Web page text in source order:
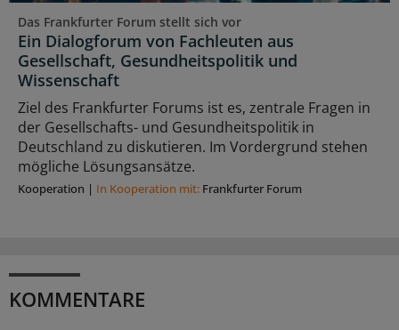
Das Frankfurter Forum stellt sich vor
Ein Dialogforum von Fachleuten aus
Gesellschaft, Gesundheitspolitik und
Wissenschaft
Ziel des Frankfurter Forums ist es, zentrale Fragen in
der Gesellschafts- und Gesundheitspolitik in
Deutschland zu diskutieren. Im Vordergrund stehen
mögliche Lösungsansätze.
Kooperation | In Kooperation mit: Frankfurter Forum
KOMMENTARE